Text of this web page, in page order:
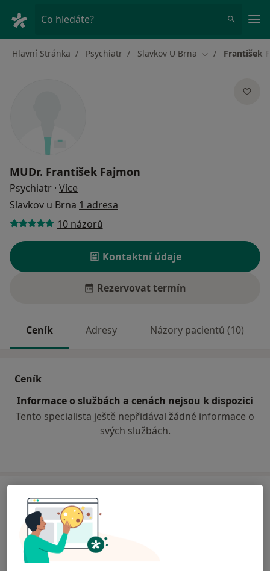
Co hledáte?
Hlavní Stránka Psychiatr Slavkov U Brna Změna města
František
MUDr. František Fajmon
Psychiatr · Více
Slavkov u Brna 1 adresa
10 názorů
Kontaktní údaje
Rezervovat termín
Ceník Adresy Názory pacientů (10)
Ceník
Informace o službách a cenách nejsou k dispozici
Tento specialista ještě nepřidával žádné informace o
svých službách.
Psychiatrická ambulance
Horní 21, Slavkov u Brna